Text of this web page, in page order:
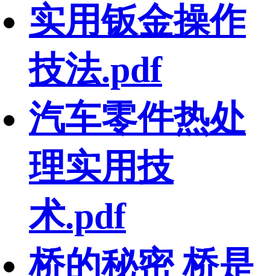
实用钣金操作
技法.pdf
汽车零件热处
理实用技
术.pdf
桥的秘密 桥是